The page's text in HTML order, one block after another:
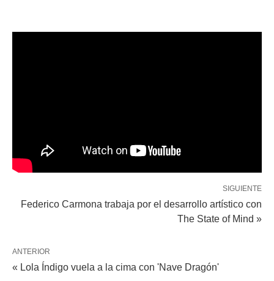
SIGUIENTE
Federico Carmona trabaja por el desarrollo artístico con
The State of Mind »
ANTERIOR
« Lola Índigo vuela a la cima con 'Nave Dragón'